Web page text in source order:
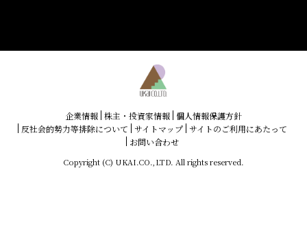
企業情報 株主・投資家情報 個人情報保護方針
反社会的勢力等排除について
サイトマップ
サイトのご利用にあたって
お問い合わせ
Copyright (C) UKAI.CO.,LTD. All rights reserved.